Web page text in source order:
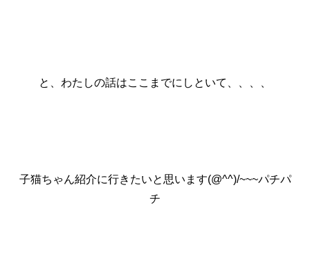
と、わたしの話はここまでにしといて、、、、
子猫ちゃん紹介に行きたいと思います(@^^)/~~~パチパ
チ